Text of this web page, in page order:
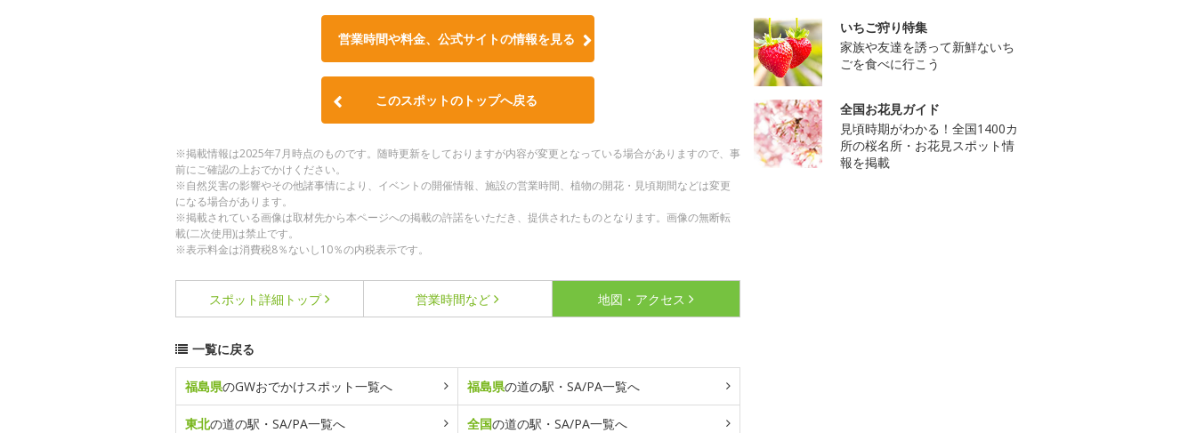
営業時間や料金、公式サイトの情報を見る
このスポットのトップへ戻る
※掲載情報は2025年7月時点のものです。随時更新をしておりますが内容が変更となっている場合がありますので、事
前にご確認の上おでかけください。
※自然災害の影響やその他諸事情により、イベントの開催情報、施設の営業時間、植物の開花・見頃期間などは変更
になる場合があります。
※掲載されている画像は取材先から本ページへの掲載の許諾をいただき、提供されたものとなります。画像の無断転
載(二次使用)は禁止です。
※表示料金は消費税8％ないし10％の内税表示です。
スポット詳細 トップ 営業時間など 地図・アクセス
一覧に戻る
福島県のGWおでかけスポット一覧へ 福島県の道の駅・SA/PA一覧へ
東北の道の駅・SA/PA一覧へ 全国の道の駅・SA/PA一覧へ
いちご狩り特集
家族や友達を誘って新鮮ないち
ごを食べに行こう
全国お花見ガイド
見頃時期がわかる！全国1400カ
所の桜名所・お花見スポット情
報を掲載